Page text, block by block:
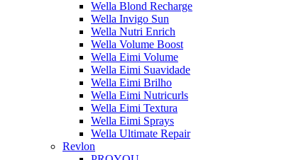
Wella Blond Recharge
Wella Invigo Sun
Wella Nutri Enrich
Wella Volume Boost
Wella Eimi Volume
Wella Eimi Suavidade
Wella Eimi Brilho
Wella Eimi Nutricurls
Wella Eimi Textura
Wella Eimi Sprays
Wella Ultimate Repair
Revlon